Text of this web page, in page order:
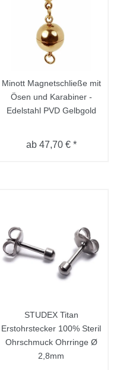
Minott Magnetschließe mit
Ösen und Karabiner -
Edelstahl PVD Gelbgold
ab 47,70 € *
STUDEX Titan
Erstohrstecker 100% Steril
Ohrschmuck Ohrringe Ø
2,8mm